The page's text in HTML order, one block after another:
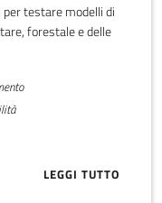
testare modelli di
forestale e delle
LEGGI TUTTO
ABOUT